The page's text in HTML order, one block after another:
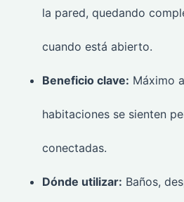
la pared, quedando
cuando está abierto.
Beneficio clave: Máximo
habitaciones se sienten
conectadas.
Dónde utilizar: Baños,